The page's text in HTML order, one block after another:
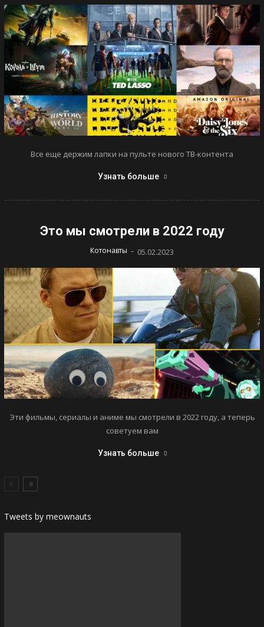
Все еще держим лапки на пульте нового ТВ-контента
Узнать больше
Это мы смотрели в 2022 году
Котонавты - 05.02.2023
Эти фильмы, сериалы и аниме мы смотрели в 2022 году, а теперь
советуем вам
Узнать больше
Tweets by meownauts